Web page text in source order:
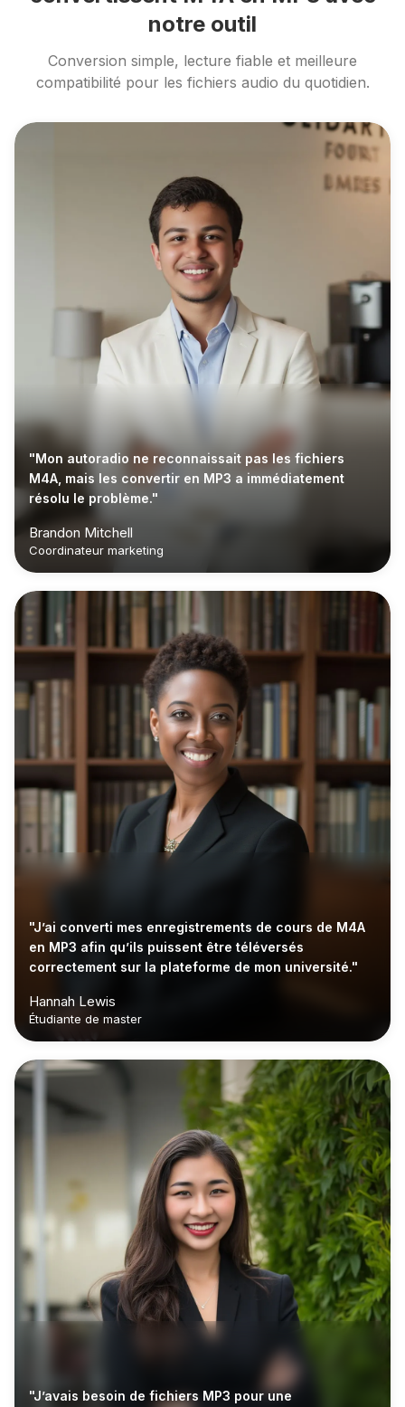
notre outil
Conversion simple, lecture fiable et meilleure
compatibilité pour les fichiers audio du quotidien.
"Mon autoradio ne reconnaissait pas les fichiers
M4A, mais les convertir en MP3 a immédiatement
résolu le problème."
Brandon Mitchell
Coordinateur marketing
"J’ai converti mes enregistrements de cours de M4A
en MP3 afin qu’ils puissent être téléversés
correctement sur la plateforme de mon université."
Hannah Lewis
Étudiante de master
"J’avais besoin de fichiers MP3 pour une